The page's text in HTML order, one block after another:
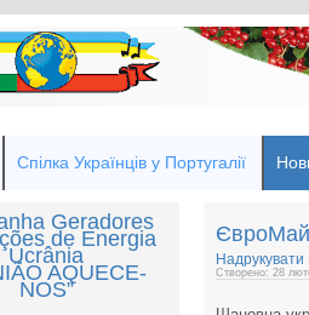
Спілка Українців у Португалії
Geradores
de Energia
Ucrânia
AQUECE-
NOS”
Надрукувати
Створено: 28